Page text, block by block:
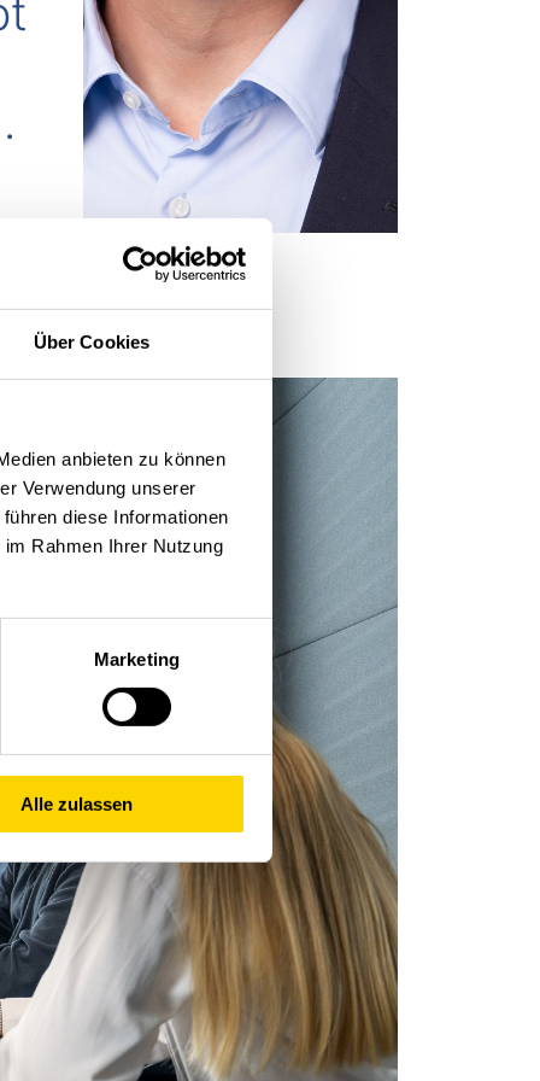
Über Cookies
anbieten zu können
Verwendung unserer
diese Informationen
Rahmen Ihrer Nutzung
Marketing
Alle zulassen